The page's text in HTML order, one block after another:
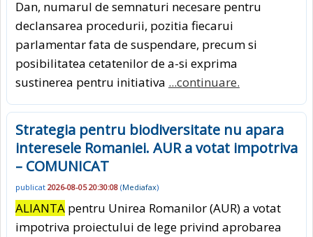
Dan, numarul de semnaturi necesare pentru
declansarea procedurii, pozitia fiecarui
parlamentar fata de suspendare, precum si
posibilitatea cetatenilor de a-si exprima
sustinerea pentru initiativa ...continuare.
Strategia pentru biodiversitate nu apara
interesele Romaniei. AUR a votat impotriva
– COMUNICAT
publicat 2026-08-05 20:30:08 (Mediafax)
ALIANTA pentru Unirea Romanilor (AUR) a votat
impotriva proiectului de lege privind aprobarea